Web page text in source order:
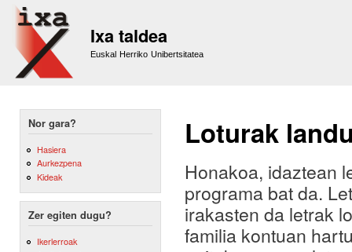
Ixa taldea
Euskal Herriko Unibertsitatea
Nor gara?
Hasiera
Aurkezpena
Kideak
Zer egiten dugu?
Ikerlerroak
Loturak
Honakoa, idaztean
programa bat da.
irakasten da letrak
familia kontuan